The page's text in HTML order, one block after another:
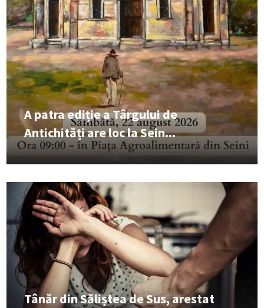
A patra ediție a Târgului de
Antichități are loc la Sein...
Tânăr din Săliștea de Sus, arestat